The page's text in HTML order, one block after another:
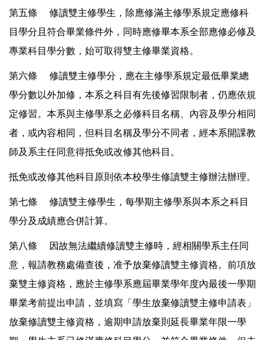
第五條 修讀雙主修學生，除應修滿主修學系規定應修科
目學分且符合畢業條件外，同時應修畢本系全部應修必修及
專業科目學分數，始可取得雙主修畢業資格。
第六條 修讀雙主修學分，應在主修學系規定最低畢業總
學分數以外加修，本系之科目有先後修習限制者，仍應依規
定修習。本系與主修學系之必修科目名稱、內容及學分相同
者，或內容相同，但科目名稱及學分不同者，經本系開課教
師及系主任同意得抵免或改修其他科目。
抵免或改修其他科目原則依本校學生修讀雙主修辦法辦理。
第七條 修讀雙主修學生，每學期主修學系與本系之科目
學分及成績應合併計算。
第八條 因故無法繼續修讀雙主修時，經相關學系主任同
意，報請教務處備查後，准予放棄修讀雙主修資格。前項放
棄雙主修資格，應於主修學系應屆畢業學年度內最後一學期
畢業考前提出申請，並填寫「學生放棄修讀雙主修申請表」
放棄修讀雙主修資格，逾期申請放棄則延長畢業年限一學